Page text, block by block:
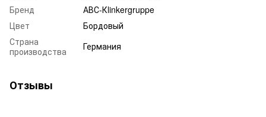
Бренд
АВС-Кlinkergruppe
Цвет
Бордовый
Страна
производства
Германия
Отзывы